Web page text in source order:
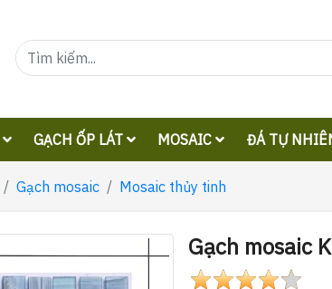
GẠCH ỐP LÁT MOSAIC ĐÁ TỰ
Gạch mosaic Mosaic thủy tinh
Gạch mosaic